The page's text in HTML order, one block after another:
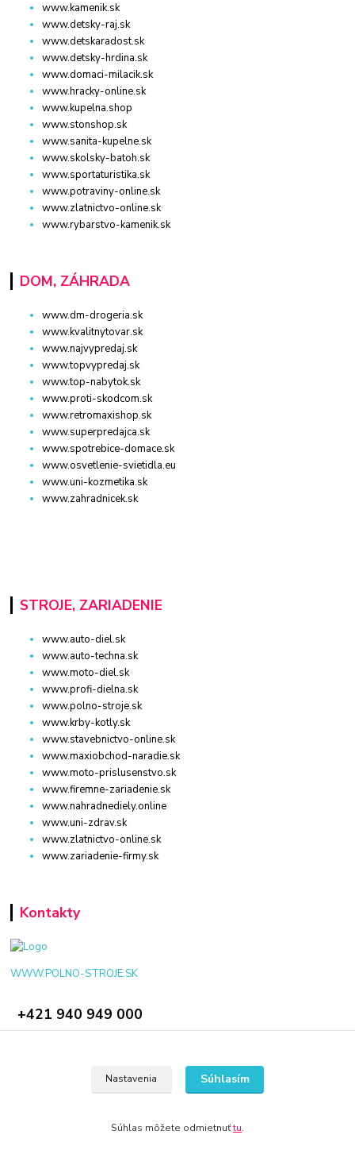
www.kamenik.sk
www.detsky-raj.sk
www.detskaradost.sk
www.detsky-hrdina.sk
www.domaci-milacik.sk
www.hracky-online.sk
www.kupelna.shop
www.stonshop.sk
www.sanita-kupelne.sk
www.skolsky-batoh.sk
www.sportaturistika.sk
www.potraviny-online.sk
www.zlatnictvo-online.sk
www.rybarstvo-kamenik.sk
DOM, ZÁHRADA
www.dm-drogeria.sk
www.kvalitnytovar.sk
www.najvypredaj.sk
www.topvypredaj.sk
www.top-nabytok.sk
www.proti-skodcom.sk
www.retromaxishop.sk
www.superpredajca.sk
www.spotrebice-domace.sk
www.osvetlenie-svietidla.eu
www.uni-kozmetika.sk
www.zahradnicek.sk
STROJE, ZARIADENIE
www.auto-diel.sk
www.auto-techna.sk
www.moto-diel.sk
www.profi-dielna.sk
www.polno-stroje.sk
www.krby-kotly.sk
www.stavebnictvo-online.sk
www.maxiobchod-naradie.sk
www.moto-prislusenstvo.sk
www.firemne-zariadenie.sk
www.nahradnediely.online
www.uni-zdrav.sk
www.zlatnictvo-online.sk
www.zariadenie-firmy.sk
Kontakty
WWW.POLNO-STROJE.SK
+421 940 949 000
Nastavenia Súhlasím
Súhlas môžete odmietnuťtu.